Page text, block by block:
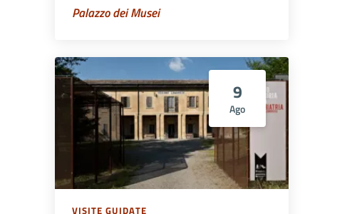
Palazzo dei Musei
9
Ago
VISITE GUIDATE